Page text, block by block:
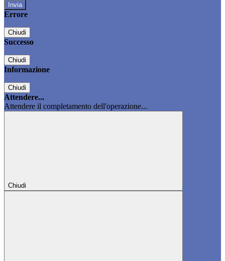
Errore
Chiudi
Successo
Chiudi
Informazione
Chiudi
Attendere...
Attendere il completamento dell'operazione...
Chiudi